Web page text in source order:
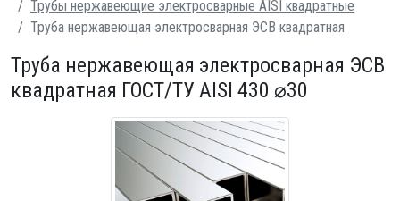
Трубы нержавеющие электросварные AISI квадратные
Труба нержавеющая электросварная ЭСВ квадратная
Труба нержавеющая электросварная ЭСВ
квадратная ГОСТ/ТУ AISI 430 ⌀30